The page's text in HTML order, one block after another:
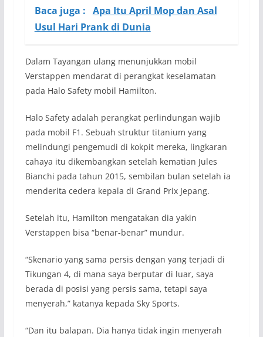
Baca juga : Apa Itu April Mop dan Asal
Usul Hari Prank di Dunia
Dalam Tayangan ulang menunjukkan mobil
Verstappen mendarat di perangkat keselamatan
pada Halo Safety mobil Hamilton.
Halo Safety adalah perangkat perlindungan wajib
pada mobil F1. Sebuah struktur titanium yang
melindungi pengemudi di kokpit mereka, lingkaran
cahaya itu dikembangkan setelah kematian Jules
Bianchi pada tahun 2015, sembilan bulan setelah ia
menderita cedera kepala di Grand Prix Jepang.
Setelah itu, Hamilton mengatakan dia yakin
Verstappen bisa “benar-benar” mundur.
“Skenario yang sama persis dengan yang terjadi di
Tikungan 4, di mana saya berputar di luar, saya
berada di posisi yang persis sama, tetapi saya
menyerah,” katanya kepada Sky Sports.
“Dan itu balapan. Dia hanya tidak ingin menyerah